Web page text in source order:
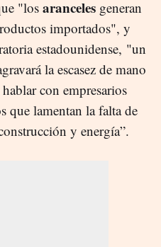
"los aranceles generan
importados", y
estadounidense, "un
la escasez de mano
con empresarios
que lamentan la falta de
y energía”.